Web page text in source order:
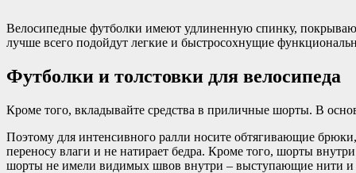
Велосипедные футболки имеют удлиненную спинку,
лучше всего подойдут легкие и быстросохнущие
Футболки и толстовки для велосипеда
Кроме того, вкладывайте средства в приличные шорты. В
Поэтому для интенсивного ралли носите обтягивающие
переносу влаги и не натирает бедра. Кроме того, шорты
шорты не имели видимых швов внутри – выступающие нити и